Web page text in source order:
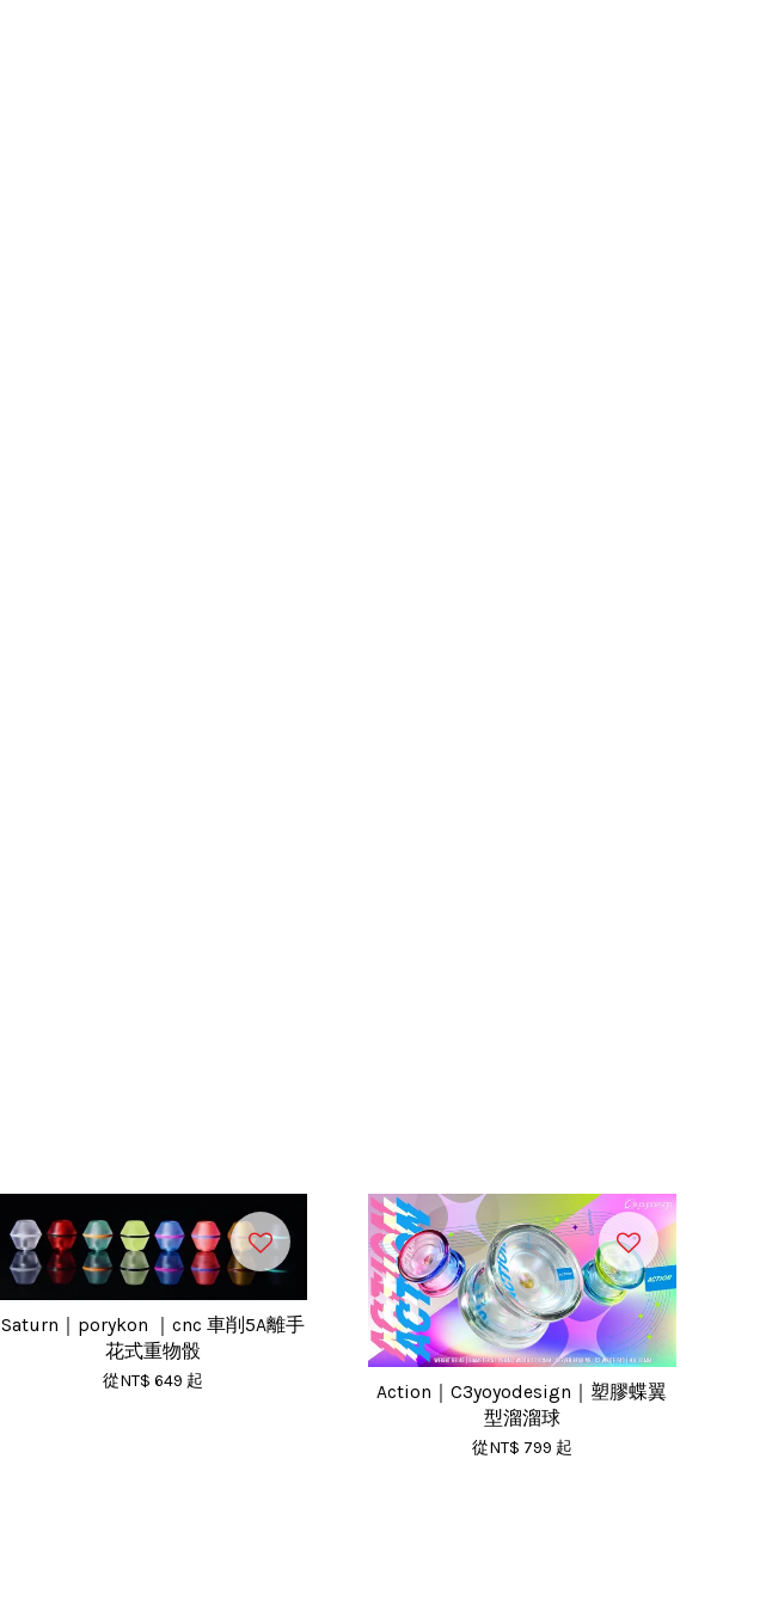
Saturn｜porykon ｜cnc 車削5A離手
花式重物骰
從NT$ 649 起
Action｜C3yoyodesign｜塑膠蝶翼
型溜溜球
從NT$ 799 起